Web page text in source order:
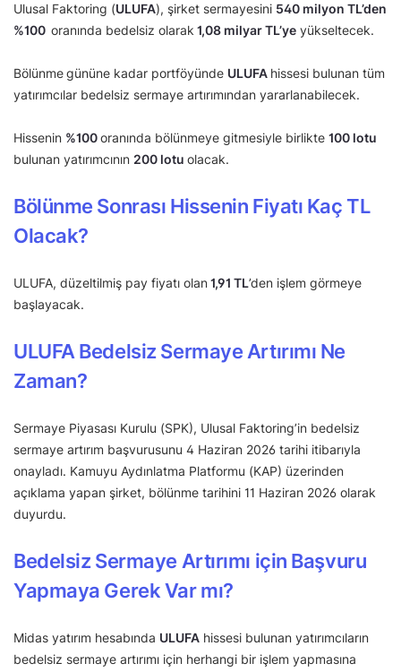
Ulusal Faktoring (ULUFA), şirket sermayesini 540 milyon TL’den
%100 oranında bedelsiz olarak 1,08 milyar TL’ye yükseltecek.
Bölünmegününe kadar portföyünde ULUFA hissesi bulunan tüm
yatırımcılar bedelsiz sermaye artırımından yararlanabilecek.
Hissenin %100oranında bölünmeye gitmesiyle birlikte 100 lotu
bulunan yatırımcının 200 lotu olacak.
Bölünme Sonrası Hissenin Fiyatı Kaç TL
Olacak?
ULUFA, düzeltilmiş pay fiyatı olan1,91 TL’den işlem görmeye
başlayacak.
ULUFA Bedelsiz Sermaye Artırımı Ne
Zaman?
Sermaye Piyasası Kurulu (SPK), Ulusal Faktoring’in bedelsiz
sermaye artırım başvurusunu 4 Haziran 2026 tarihi itibarıyla
onayladı. Kamuyu Aydınlatma Platformu (KAP) üzerinden
açıklama yapan şirket, bölünme tarihini 11 Haziran 2026 olarak
duyurdu.
Bedelsiz Sermaye Artırımı için Başvuru
Yapmaya Gerek Var mı?
Midas yatırım hesabında ULUFA hissesi bulunan yatırımcıların
bedelsiz sermaye artırımı için herhangi bir işlem yapmasına